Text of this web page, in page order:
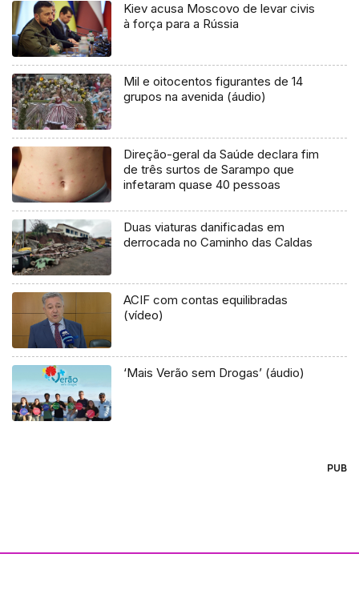
Kiev acusa Moscovo de levar civis
à força para a Rússia
Mil e oitocentos figurantes de 14
grupos na avenida (áudio)
Direção-geral da Saúde declara fim
de três surtos de Sarampo que
infetaram quase 40 pessoas
Duas viaturas danificadas em
derrocada no Caminho das Caldas
ACIF com contas equilibradas
(vídeo)
‘Mais Verão sem Drogas’ (áudio)
PUB